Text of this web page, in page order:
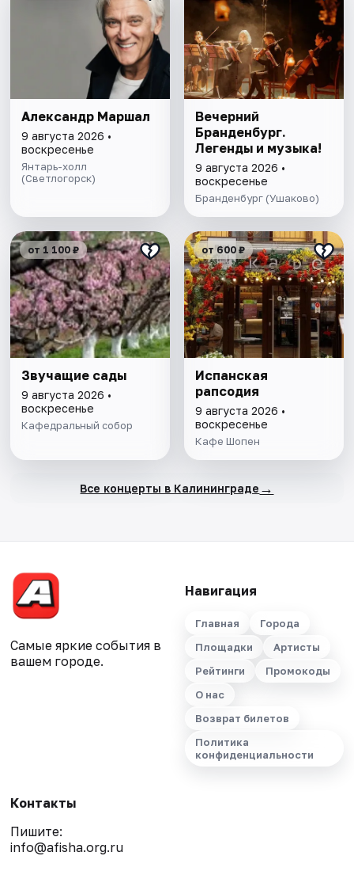
Александр Маршал
9 августа 2026 •
воскресенье
Янтарь-холл
(Светлогорск)
Вечерний
Бранденбург.
Легенды и музыка!
9 августа 2026 •
воскресенье
Бранденбург (Ушаково)
от 1 100 ₽
Звучащие сады
9 августа 2026 •
воскресенье
Кафедральный собор
от 600 ₽
Испанская
рапсодия
9 августа 2026 •
воскресенье
Кафе Шопен
Все концерты в Калининграде →
Самые яркие события в
вашем городе.
Навигация
Главная
Города
Площадки
Артисты
Рейтинги
Промокоды
О нас
Возврат билетов
Политика
конфиденциальности
Контакты
Пишите:
info@afisha.org.ru